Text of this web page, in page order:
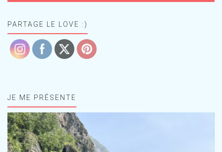
PARTAGE LE LOVE :)
JE ME PRÉSENTE